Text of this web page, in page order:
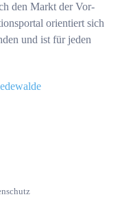
den Markt der Vor-
orientiert sich
und ist für jeden